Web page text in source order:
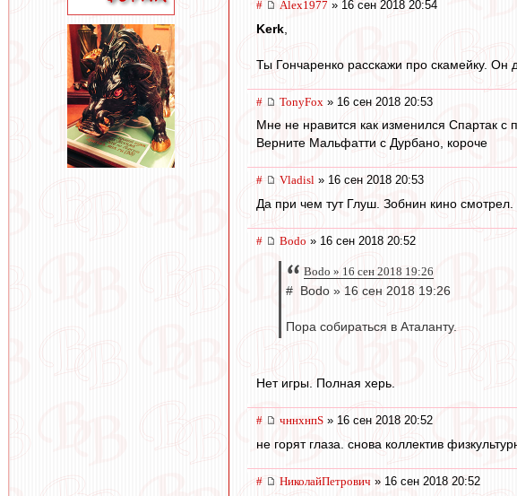
# Alex1977 » 16 сен 2018 20:54
Kerk
Ты Гончаренко расскажи про скамейку. Он
# TonyFox » 16 сен 2018 20:53
Мне не нравится как изменился Спартак
Верните Мальфатти с Дурбано, короче
# Vladisl » 16 сен 2018 20:53
Да при чем тут Глуш. Зобнин кино смотрел.
# Bodo » 16 сен 2018 20:52
Bodo » 16 сен 2018 19:26
# Bodo » 16 сен 2018 19:26
Пора собираться в Аталанту.
Нет игры. Полная херь.
# чннхнпS » 16 сен 2018 20:52
не горят глаза. снова коллектив
# НиколайПетрович » 16 сен 2018 20:52